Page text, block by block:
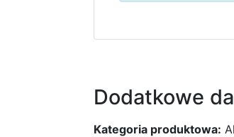
Dodatkowe
Kategoria produktowa: